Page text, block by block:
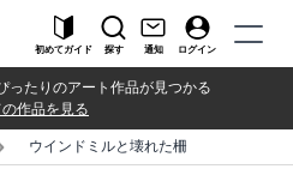
初めてガイド 探す 通知 ログイン
ったりのアート作品が見つかる
作品を見る
ウインドミルと壊れた柵